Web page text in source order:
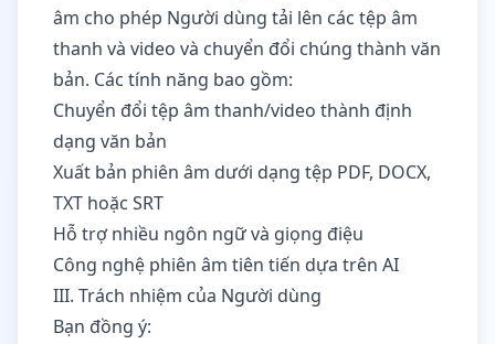
âm cho phép Người dùng tải lên các tệp âm
thanh và video và chuyển đổi chúng thành văn
bản. Các tính năng bao gồm:
Chuyển đổi tệp âm thanh/video thành định
dạng văn bản
Xuất bản phiên âm dưới dạng tệp PDF, DOCX,
TXT hoặc SRT
Hỗ trợ nhiều ngôn ngữ và giọng điệu
Công nghệ phiên âm tiên tiến dựa trên AI
III. Trách nhiệm của Người dùng
Bạn đồng ý: